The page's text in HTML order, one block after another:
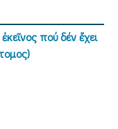
πού δέν ἔχει